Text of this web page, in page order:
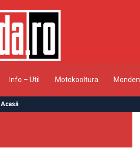
Info – Util Motokooltura Monden
Acasă